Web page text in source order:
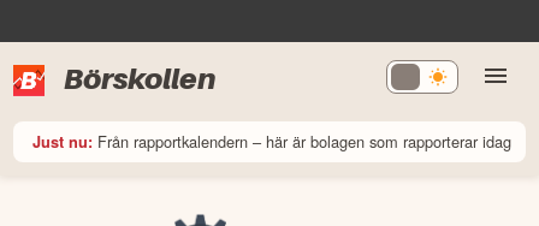
Börskollen
Just nu: Från rapportkalendern – här är bolagen som rapporterar idag